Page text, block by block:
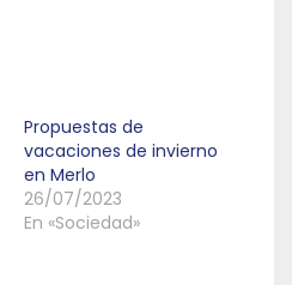
Propuestas de
vacaciones de invierno
en Merlo
26/07/2023
En «Sociedad»